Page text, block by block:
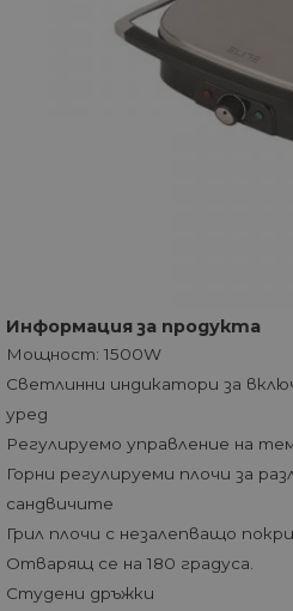
Информация за продукта
Мощност: 1500W
Светлинни индикатори за
уред
Регулируемо управление на
Горни регулируеми плочи за
сандвичите
Грил плочи с незалепващо
Отварящ се на 180 градуса.
Студени дръжки